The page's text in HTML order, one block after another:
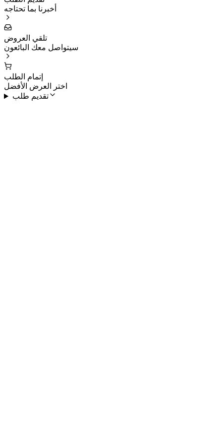
أخبرنا بما تحتاجه
تلقي العروض
سيتواصل معك البائعون
إتمام الطلب
اختر العرض الأفضل
تقديم طلب